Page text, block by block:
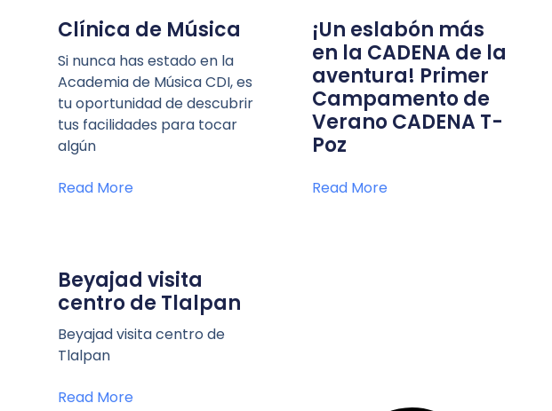
Clínica de Música
Si nunca has estado en la
Academia de Música CDI, es
tu oportunidad de descubrir
tus facilidades para tocar
algún
Read More
¡Un eslabón más
en la CADENA de la
aventura! Primer
Campamento de
Verano CADENA T-
Poz
Read More
Beyajad visita
centro de Tlalpan
Beyajad visita centro de
Tlalpan
Read More